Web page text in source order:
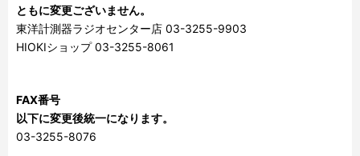
ともに変更ございません。
東洋計測器ラジオセンター店 03-3255-9903
HIOKIショップ 03-3255-8061
FAX番号
以下に変更後統一になります。
03-3255-8076